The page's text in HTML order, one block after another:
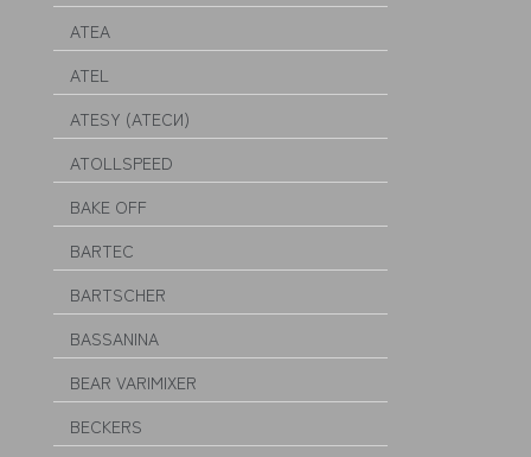
ATEA
ATEL
ATESY (АТЕСИ)
ATOLLSPEED
BAKE OFF
BARTEC
BARTSCHER
BASSANINA
BEAR VARIMIXER
BECKERS